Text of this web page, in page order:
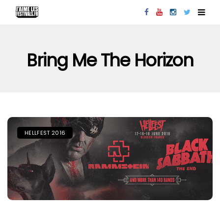
Bring Me The Horizon
HELLFEST 2016